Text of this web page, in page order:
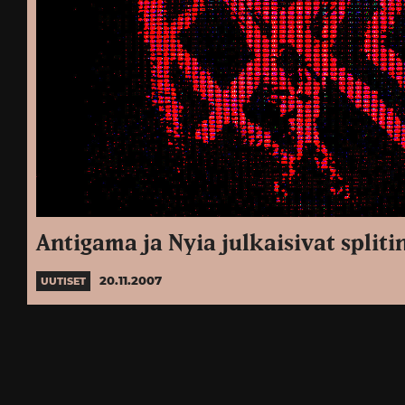
Antigama ja Nyia julkaisivat
UUTISET 20.11.2007